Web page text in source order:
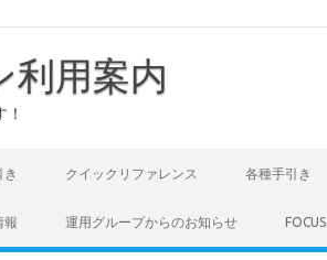
利用案内
き クイックリファレンス 各種手引き
報 運用グループからのお知らせ